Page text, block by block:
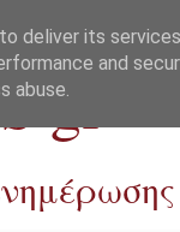
gr
deliver its
and
abuse.